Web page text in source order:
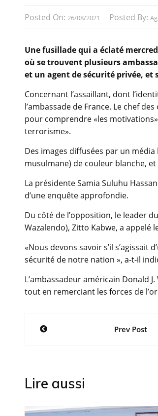
Posted On: 26/08/2021 Posted By:
Une fusillade qui a éclaté
où se trouvent plusieurs
et un agent de sécurité privée, et
Concernant l’assaillant, dont
l’ambassade de France. Le chef
pour comprendre «les
terrorisme».
Des images diffusées par un
musulmane) de couleur blanche,
La présidente Samia Suluhu
d’une enquête approfondie.
Du côté de l’opposition, le leader
Wazalendo), Zitto Kabwe, a appelé
«Nous devons savoir s’il s’agissait
sécurité de notre nation », a-t-il
L’ambassadeur américain Donald
tout en remerciant les forces de
NavigationPrev Post
Lire aussi